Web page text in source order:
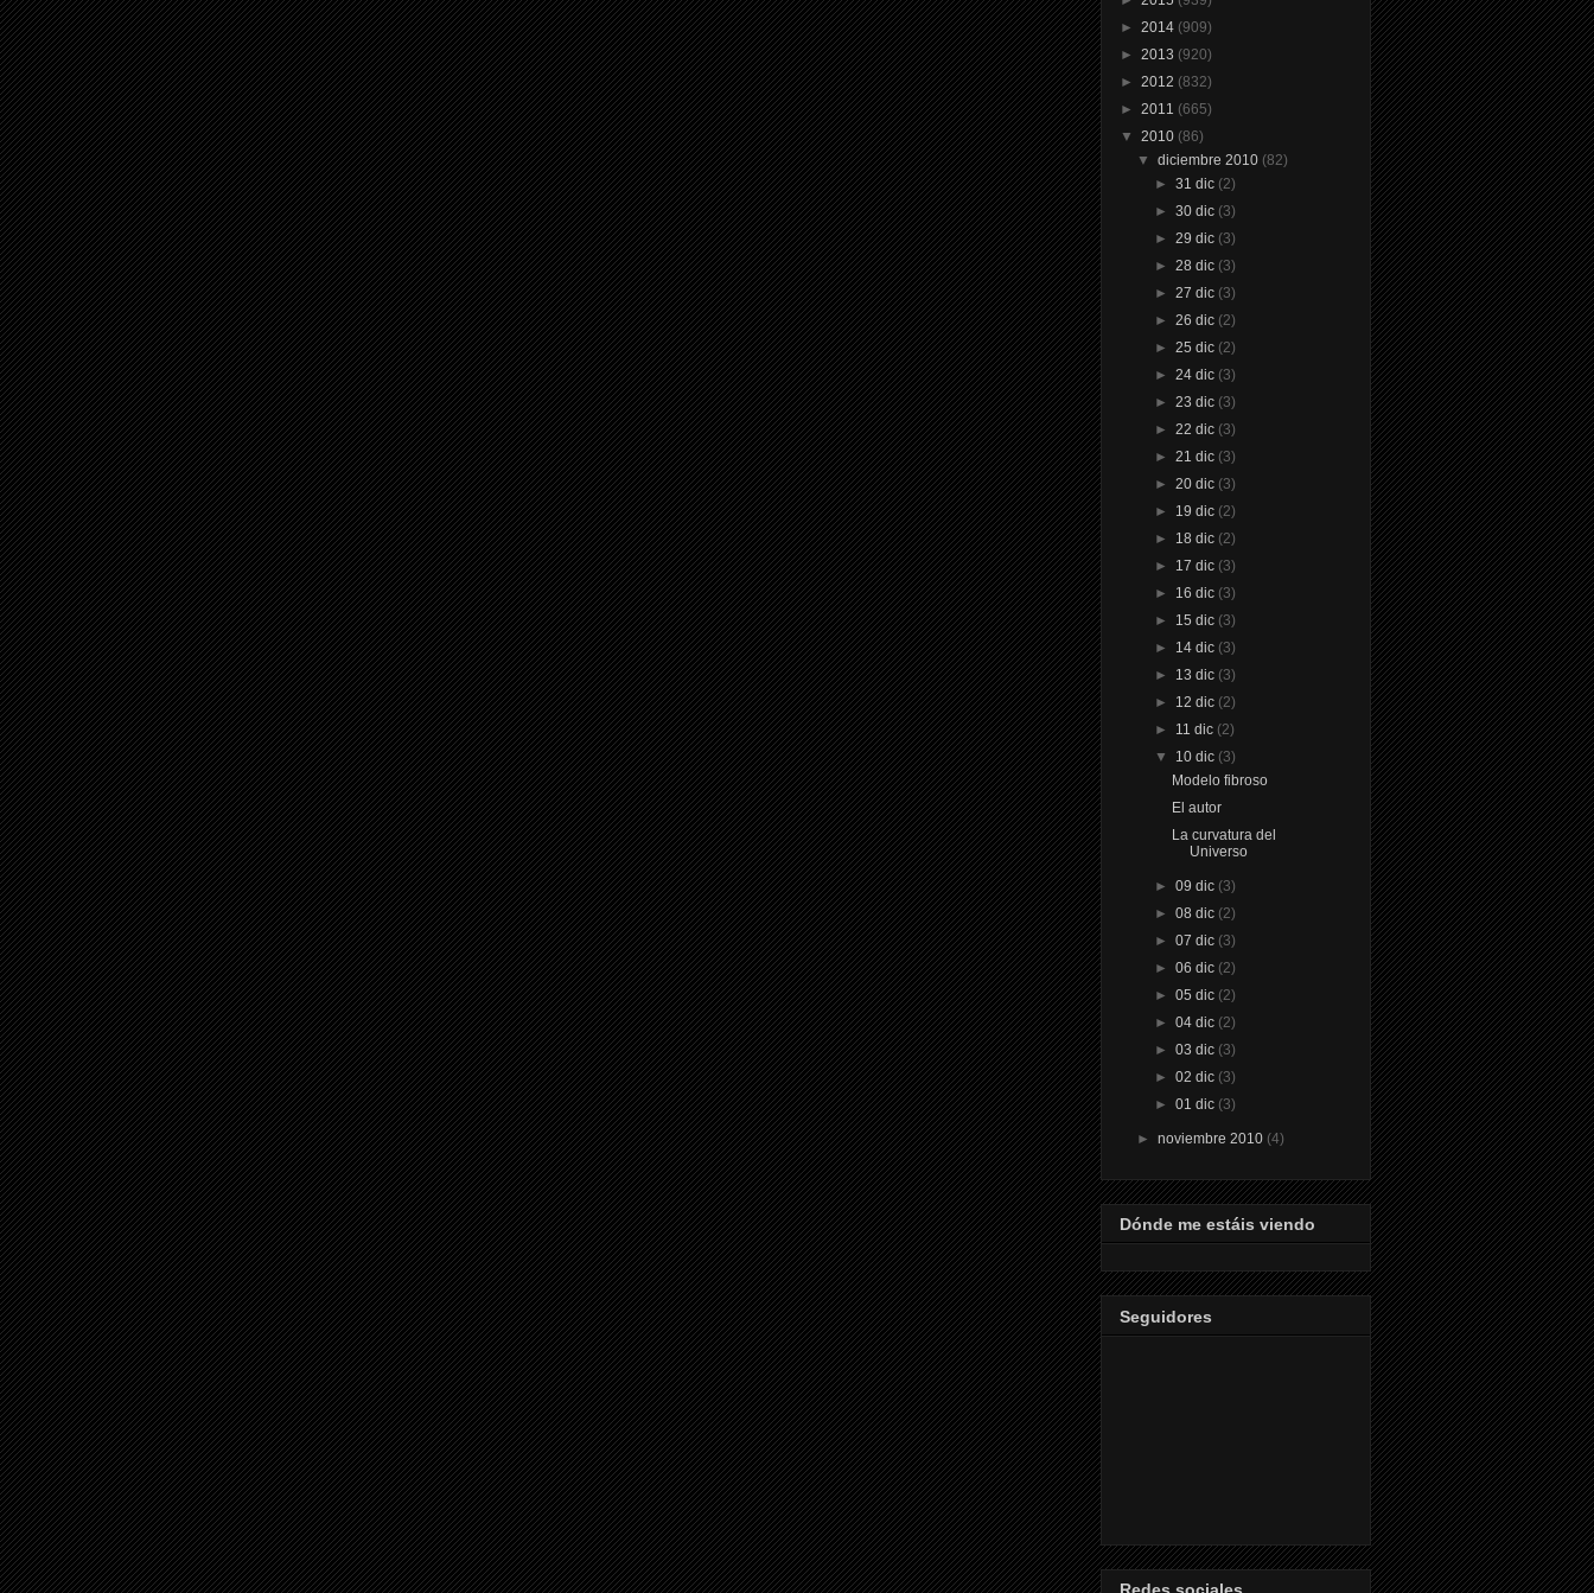
► 2014 (909)
► 2013 (920)
► 2012 (832)
► 2011 (665)
▼ 2010 (86)
▼diciembre 2010 (82)
► 31 dic (2)
► 30 dic (3)
► 29 dic (3)
► 28 dic (3)
► 27 dic (3)
► 26 dic (2)
► 25 dic (2)
► 24 dic (3)
► 23 dic (3)
► 22 dic (3)
► 21 dic (3)
► 20 dic (3)
► 19 dic (2)
► 18 dic (2)
► 17 dic (3)
► 16 dic (3)
► 15 dic (3)
► 14 dic (3)
► 13 dic (3)
► 12 dic (2)
► 11 dic (2)
▼ 10 dic (3)
Modelo fibroso
El autor
La curvatura del
Universo
► 09 dic (3)
► 08 dic (2)
► 07 dic (3)
► 06 dic (2)
► 05 dic (2)
► 04 dic (2)
► 03 dic (3)
► 02 dic (3)
► 01 dic (3)
►noviembre 2010 (4)
Dónde me estáis viendo
Seguidores